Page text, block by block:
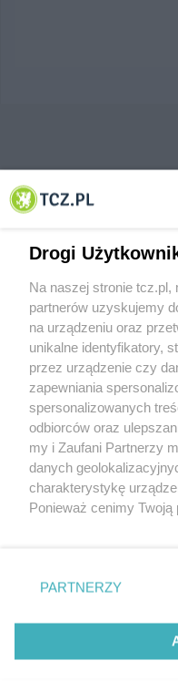
© 2001-2026 Tczew - TCZ.PL Sp.
O FIRMIE
REKLAMA
Aktualności
Tcz24
Historia miasta
Drogi
Na naszej stronie
partnerów uzyskujemy
na urządzeniu oraz
unikalne identyfikatory,
przez urządzenie czy
zapewniania
spersonalizowanych
odbiorców oraz
my i Zaufani Partnerzy
danych
charakterystykę
Ponieważ cenimy
znajdujący się w
przetwarzaniu.
PARTNERZY